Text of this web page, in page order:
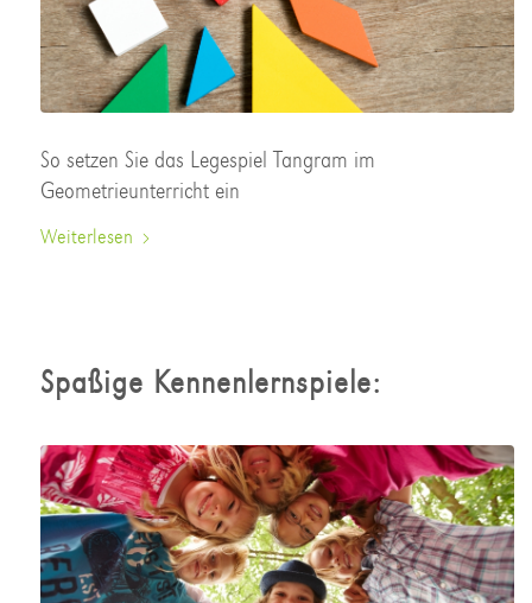
So setzen Sie das Legespiel Tangram im
Geometrieunterricht ein
Weiterlesen
Spaßige Kennenlernspiele: